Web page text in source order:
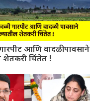
आणि वादळी पावसाने
शेतकरी चिंतेत !